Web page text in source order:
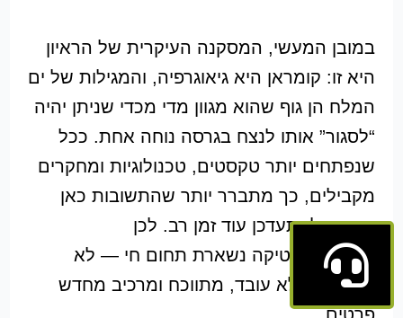
במובן המעשי, המסקנה העיקרית של הראיון
היא זו: קומראן היא גיאוגרפיה, והמגילות של ים
המלח הן גוף שהוא מגוון מדי מכדי שניתן יהיה
“לסגור” אותו לנצח בגרסה נוחה אחת. ככל
שנפתחים יותר טקסטים, טכנולוגיות ומחקרים
מקבילים, כך מתברר יותר שהתשובות כאן
ימשיכו להתעדכן עוד זמן רב. לכן
הקומראניסטיקה נשארת תחום חי — לא
מוזיאוני, אלא עובד, מתווכח ומרכיב מחדש